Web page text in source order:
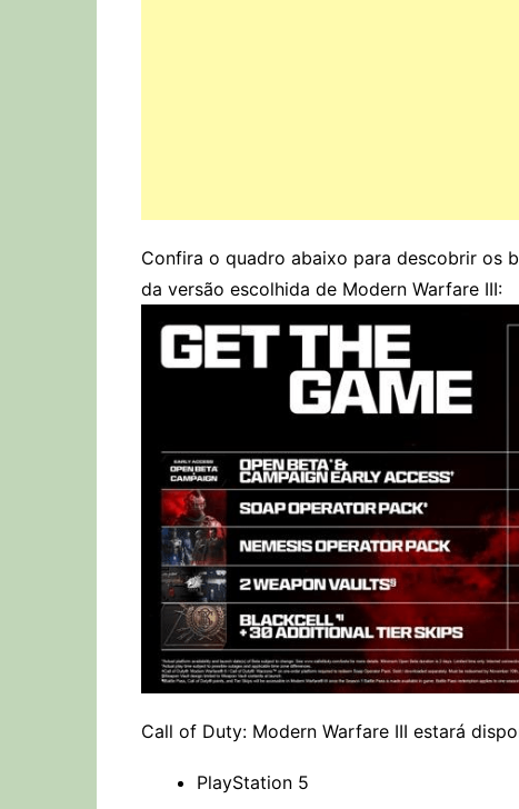
Confira o quadro abaixo para descobrir os
da versão escolhida de Modern Warfare III:
Call of Duty: Modern Warfare III estará
PlayStation 5